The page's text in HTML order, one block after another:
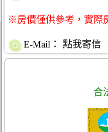
※房價僅供參考，實際
E-Mail： 點我寄信
合